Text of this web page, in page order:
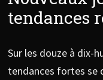
tendances
Sur les douze à dix-
tendances fortes se